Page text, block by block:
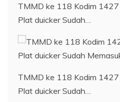
TMMD ke 118 Kodim
Plat duicker Sudah…
TMMD ke 118 Kodim
Plat duicker Sudah…